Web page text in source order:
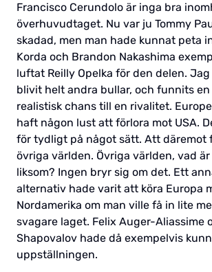
Francisco Cerundolo är inga bra
överhuvudtaget. Nu var ju Tommy
skadad, men man hade kunnat peta
Korda och Brandon Nakashima
luftat Reilly Opelka för den delen.
blivit helt andra bullar, och funnits
realistisk chans till en rivalitet.
haft någon lust att förlora mot USA.
för tydligt på något sätt. Att däremot
övriga världen. Övriga världen, vad
liksom? Ingen bryr sig om det. Ett
alternativ hade varit att köra Europa
Nordamerika om man ville få in lite
svagare laget. Felix Auger-Aliassime
Shapovalov hade då exempelvis
uppställningen.